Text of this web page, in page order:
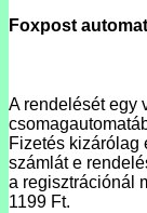
Foxpost
A rendelését egy
Fizetés kizárólag
számlát e
a regisztrációnál
1199 Ft.